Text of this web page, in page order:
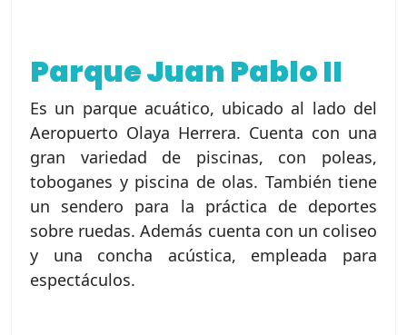
Parque Juan Pablo II
Es un parque acuático, ubicado al lado del
Aeropuerto Olaya Herrera. Cuenta con una
gran variedad de piscinas, con poleas,
toboganes y piscina de olas. También tiene
un sendero para la práctica de deportes
sobre ruedas. Además cuenta con un coliseo
y una concha acústica, empleada para
espectáculos.